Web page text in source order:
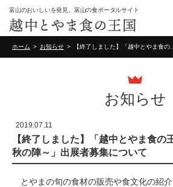
富山のおいしいを発見。富山の食ポータルサイト
ホーム お知らせ
お知らせ
2019.07.11
【終了しました】「越中とやま食の
秋の陣～」出展者募集について
とやまの旬の食材の販売や食文化の紹